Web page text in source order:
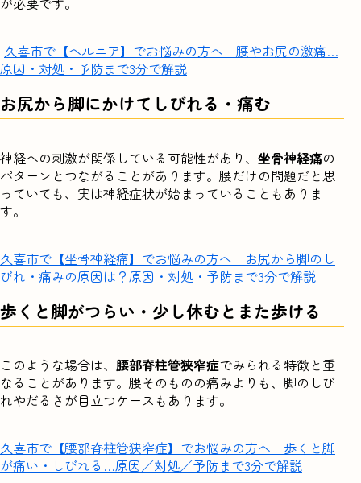
久喜市で【ヘルニア】でお悩みの方へ 腰やお尻の激痛…
原因・対処・予防まで3分で解説
お尻から脚にかけてしびれる・痛む
神経への刺激が関係している可能性があり、 坐骨神経痛の
パターンとつながることがあります。腰だけの問題だと思
っていても、実は神経症状が始まっていることもありま
す。
久喜市で【坐骨神経痛】でお悩みの方へ お尻から脚のし
びれ・痛みの原因は？原因・対処・予防まで3分で解説
歩くと脚がつらい・少し休むとまた歩ける
このような場合は、 腰部脊柱管狭窄症でみられる特徴と重
なることがあります。腰そのものの痛みよりも、脚のしび
れやだるさが目立つケースもあります。
久喜市で【腰部脊柱管狭窄症】でお悩みの方へ 歩くと脚
が痛い・しびれる…原因／対処／予防まで3分で解説